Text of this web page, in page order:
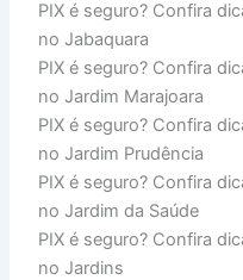
PIX é seguro? Confira
no Jabaquara
PIX é seguro? Confira
no Jardim Marajoara
PIX é seguro? Confira
no Jardim Prudência
PIX é seguro? Confira
no Jardim da Saúde
PIX é seguro? Confira
no Jardins